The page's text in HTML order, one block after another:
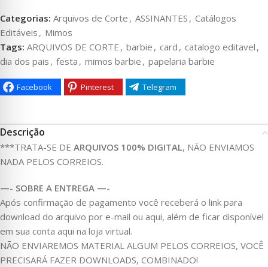
Categorias: Arquivos de Corte , ASSINANTES , Catálogos
Editáveis , Mimos
Tags: ARQUIVOS DE CORTE , barbie , card , catalogo editavel ,
dia dos pais , festa , mimos barbie , papelaria barbie
Facebook Pinterest Telegram
Descrição
***TRATA-SE DE ARQUIVOS 100% DIGITAL, NÃO ENVIAMOS
NADA PELOS CORREIOS.
—- SOBRE A ENTREGA —-
Após confirmação de pagamento você receberá o link para
download do arquivo por e-mail ou aqui, além de ficar disponível
em sua conta aqui na loja virtual.
NÃO ENVIAREMOS MATERIAL ALGUM PELOS CORREIOS, VOCÊ
PRECISARÁ FAZER DOWNLOADS, COMBINADO!